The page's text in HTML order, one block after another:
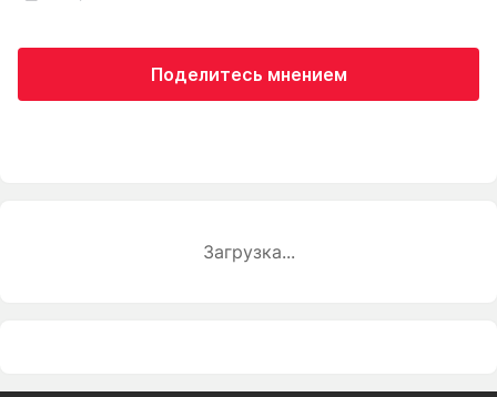
Поделитесь мнением
Загрузка...